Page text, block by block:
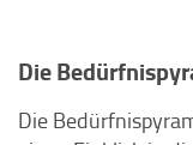
Die
Die